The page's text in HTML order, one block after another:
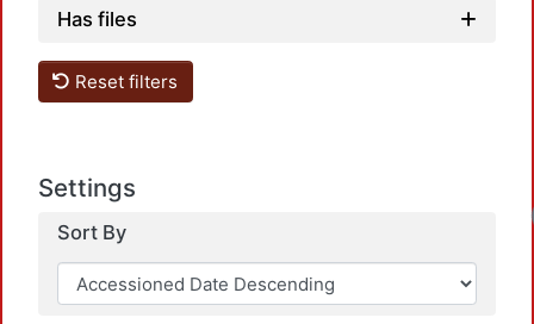
Has files
Reset filters
Settings
Sort By